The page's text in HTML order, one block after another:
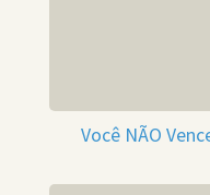
Você NÃO